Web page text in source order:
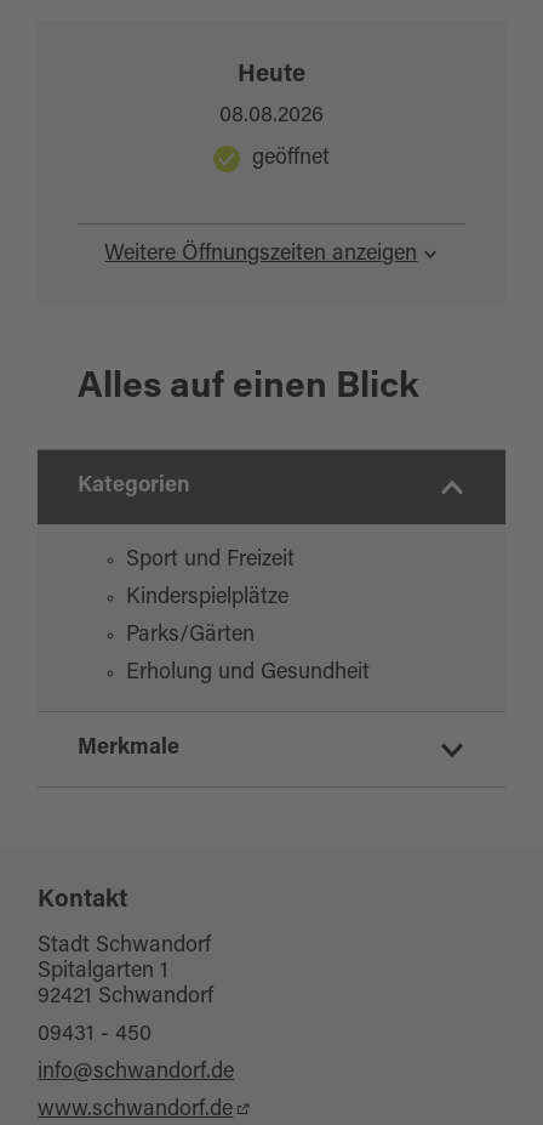
Weitere Öffnungszeiten anzeigen
Heute
08.08.2026
geöffnet
Alles auf einen Blick
Kategorien
Sport und Freizeit
Kinderspielplätze
Parks/Gärten
Erholung und Gesundheit
Merkmale
für Gruppen
für Kinder (jedes Alter)
für Familien
Kontakt
Stadt Schwandorf
Spitalgarten 1
92421 Schwandorf
09431 - 450
info@schwandorf.de
www.schwandorf.de